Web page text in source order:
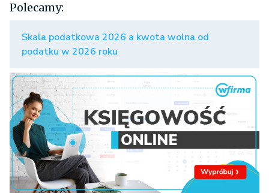
Polecamy:
Skala podatkowa 2026 a kwota wolna od
podatku w 2026 roku